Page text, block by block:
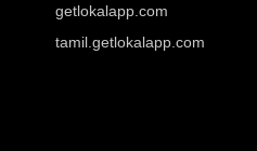
getlokalapp.com
tamil.getlokalapp.com